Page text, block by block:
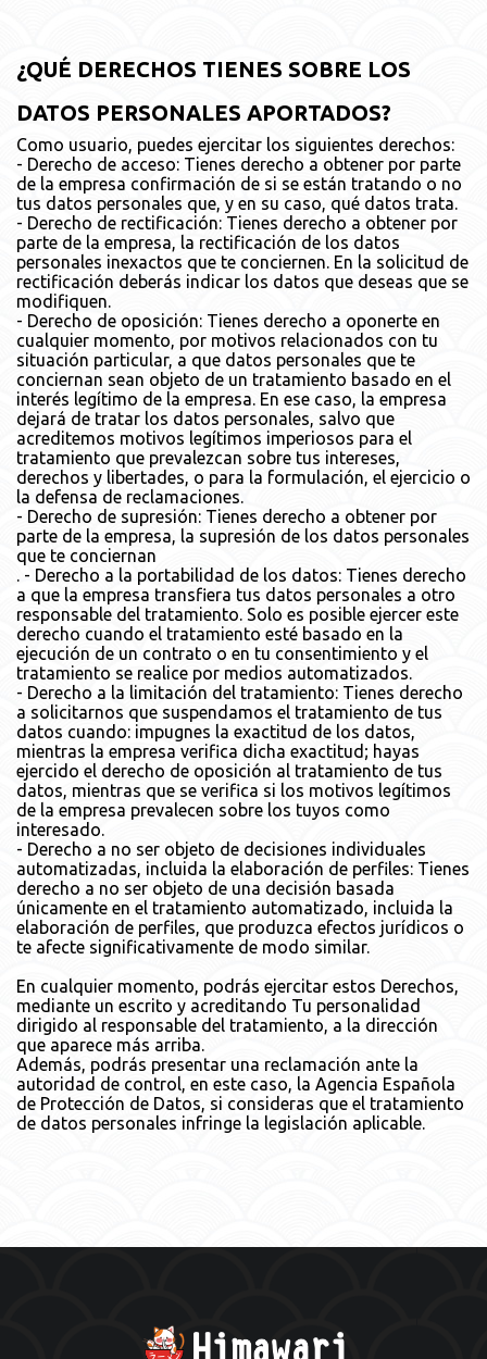
¿QUÉ DERECHOS TIENES SOBRE LOS
DATOS PERSONALES APORTADOS?
Como usuario, puedes ejercitar los siguientes derechos:
- Derecho de acceso: Tienes derecho a obtener por parte
de la empresa confirmación de si se están tratando o no
tus datos personales que, y en su caso, qué datos trata.
- Derecho de rectificación: Tienes derecho a obtener por
parte de la empresa, la rectificación de los datos
personales inexactos que te conciernen. En la solicitud de
rectificación deberás indicar los datos que deseas que se
modifiquen.
- Derecho de oposición: Tienes derecho a oponerte en
cualquier momento, por motivos relacionados con tu
situación particular, a que datos personales que te
conciernan sean objeto de un tratamiento basado en el
interés legítimo de la empresa. En ese caso, la empresa
dejará de tratar los datos personales, salvo que
acreditemos motivos legítimos imperiosos para el
tratamiento que prevalezcan sobre tus intereses,
derechos y libertades, o para la formulación, el ejercicio o
la defensa de reclamaciones.
- Derecho de supresión: Tienes derecho a obtener por
parte de la empresa, la supresión de los datos personales
que te conciernan
. - Derecho a la portabilidad de los datos: Tienes derecho
a que la empresa transfiera tus datos personales a otro
responsable del tratamiento. Solo es posible ejercer este
derecho cuando el tratamiento esté basado en la
ejecución de un contrato o en tu consentimiento y el
tratamiento se realice por medios automatizados.
- Derecho a la limitación del tratamiento: Tienes derecho
a solicitarnos que suspendamos el tratamiento de tus
datos cuando: impugnes la exactitud de los datos,
mientras la empresa verifica dicha exactitud; hayas
ejercido el derecho de oposición al tratamiento de tus
datos, mientras que se verifica si los motivos legítimos
de la empresa prevalecen sobre los tuyos como
interesado.
- Derecho a no ser objeto de decisiones individuales
automatizadas, incluida la elaboración de perfiles: Tienes
derecho a no ser objeto de una decisión basada
únicamente en el tratamiento automatizado, incluida la
elaboración de perfiles, que produzca efectos jurídicos o
te afecte significativamente de modo similar.
En cualquier momento, podrás ejercitar estos Derechos,
mediante un escrito y acreditando Tu personalidad
dirigido al responsable del tratamiento, a la dirección
que aparece más arriba.
Además, podrás presentar una reclamación ante la
autoridad de control, en este caso, la Agencia Española
de Protección de Datos, si consideras que el tratamiento
de datos personales infringe la legislación aplicable.